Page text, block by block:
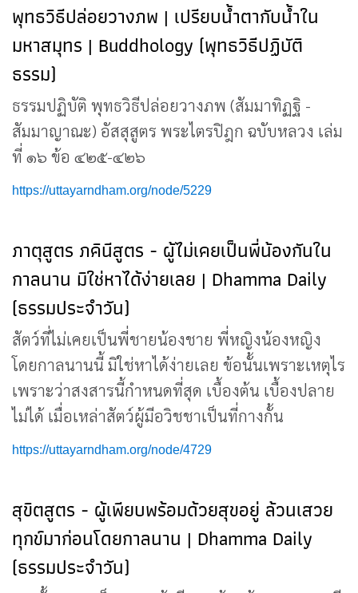
พุทธวิธีปล่อยวางภพ | เปรียบน้ำตากับน้ำใน
มหาสมุทร | Buddhology (พุทธวิธีปฏิบัติ
ธรรม)
ธรรมปฏิบัติ พุทธวิธีปล่อยวางภพ (สัมมาทิฏฐิ -
สัมมาญาณะ) อัสสุสูตร พระไตรปิฎก ฉบับหลวง เล่ม
ที่ ๑๖ ข้อ ๔๒๕-๔๒๖
https://uttayarndham.org/node/5229
ภาตุสูตร ภคินีสูตร - ผู้ไม่เคยเป็นพี่น้องกันใน
กาลนาน มิใช่หาได้ง่ายเลย | Dhamma Daily
(ธรรมประจำวัน)
สัตว์ที่ไม่เคยเป็นพี่ชายน้องชาย พี่หญิงน้องหญิง
โดยกาลนานนี้ มิใช่หาได้ง่ายเลย ข้อนั้นเพราะเหตุไร
เพราะว่าสงสารนี้กำหนดที่สุด เบื้องต้น เบื้องปลาย
ไม่ได้ เมื่อเหล่าสัตว์ผู้มีอวิชชาเป็นที่กางกั้น
https://uttayarndham.org/node/4729
สุขิตสูตร - ผู้เพียบพร้อมด้วยสุขอยู่ ล้วนเสวย
ทุกข์มาก่อนโดยกาลนาน | Dhamma Daily
(ธรรมประจำวัน)